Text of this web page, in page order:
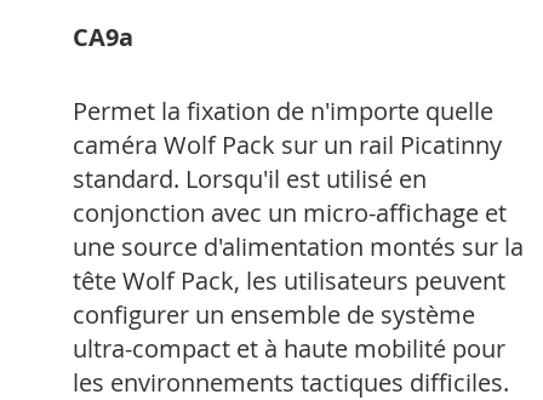
Permet la fixation de n'importe quelle
caméra Wolf Pack sur un rail Picatinny
standard. Lorsqu'il est utilisé en
conjonction avec un micro-affichage et
une source d'alimentation montés sur la
tête Wolf Pack, les utilisateurs peuvent
configurer un ensemble de système
ultra-compact et à haute mobilité pour
les environnements tactiques difficiles.
CA9a